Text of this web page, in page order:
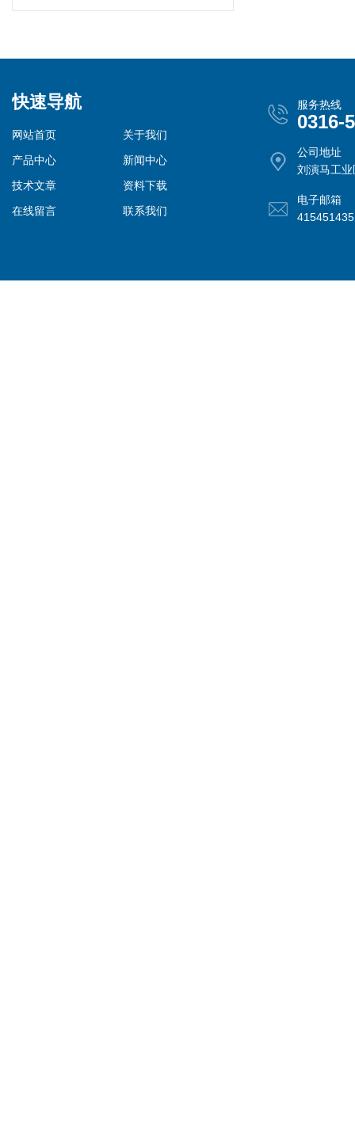
快速导航
网站首页
关于我们
产品中心
新闻中心
技术文章
资料下载
在线留言
联系我们
服务热线
0316-
公司地址
刘演马工业
电子邮箱